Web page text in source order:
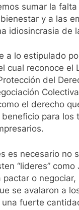
sumar la
y a las
idiosincrasia de
a lo estipulado
cual reconoce el
del
el derecho
para
es necesario no
“lideres”
o
se avalaron a
fuerte